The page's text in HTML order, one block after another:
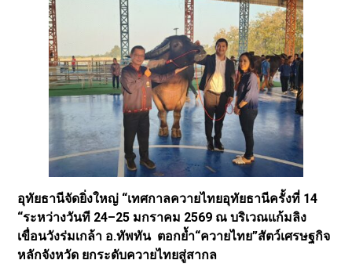
อุทัยธานีจัดยิ่งใหญ่ “เทศกาลควายไทยอุทัยธานีครั้งที่ 14
“ระหว่างวันที 24–25 มกราคม 2569 ณ บริเวณแก้มลิง
เขื่อนวังร่มเกล้า อ.ทัพทัน ตอกย้ำ“ควายไทย”สัตว์เศรษฐกิจ
หลักจังหวัด ยกระดับควายไทยสู่สากล